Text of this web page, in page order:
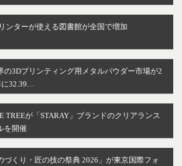
ンターが使える図書館が全国で増加
の3Dプリンティング用メタルパウダー市場が2
32.39…
TREEが「STARAY」ブランドのクリアランス
を開催
づくり・匠の技の祭典 2026」が東京国際フォ